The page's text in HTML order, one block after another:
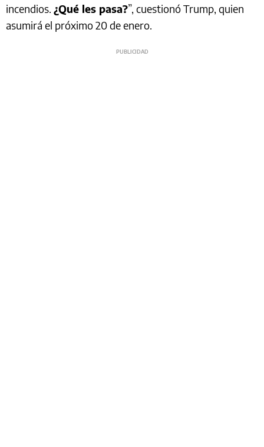
incendios. ¿Qué les pasa?”, cuestionó Trump, quien
asumirá el próximo 20 de enero.